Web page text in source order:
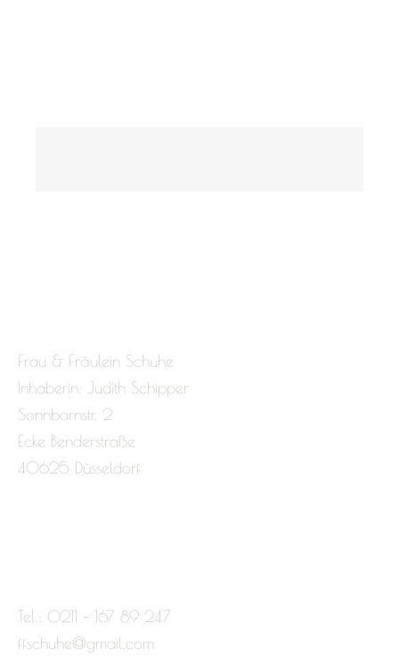
Frau & Fräulein Schuhe
Inhaberin: Judith Schipper
Sonnbornstr. 2
Ecke Benderstraße
40625 Düsseldorf
Tel.: 0211 – 167 89 247
ffschuhe@gmail.com